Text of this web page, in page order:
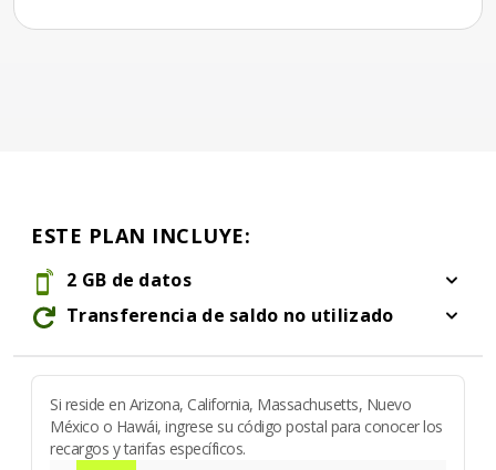
ESTE PLAN INCLUYE:
2 GB de datos
2 GB de datos
Transferencia de saldo no utilizado
Si reside en Arizona, California, Massachusetts, Nuevo
México o Hawái, ingrese su código postal para conocer los
recargos y tarifas específicos.